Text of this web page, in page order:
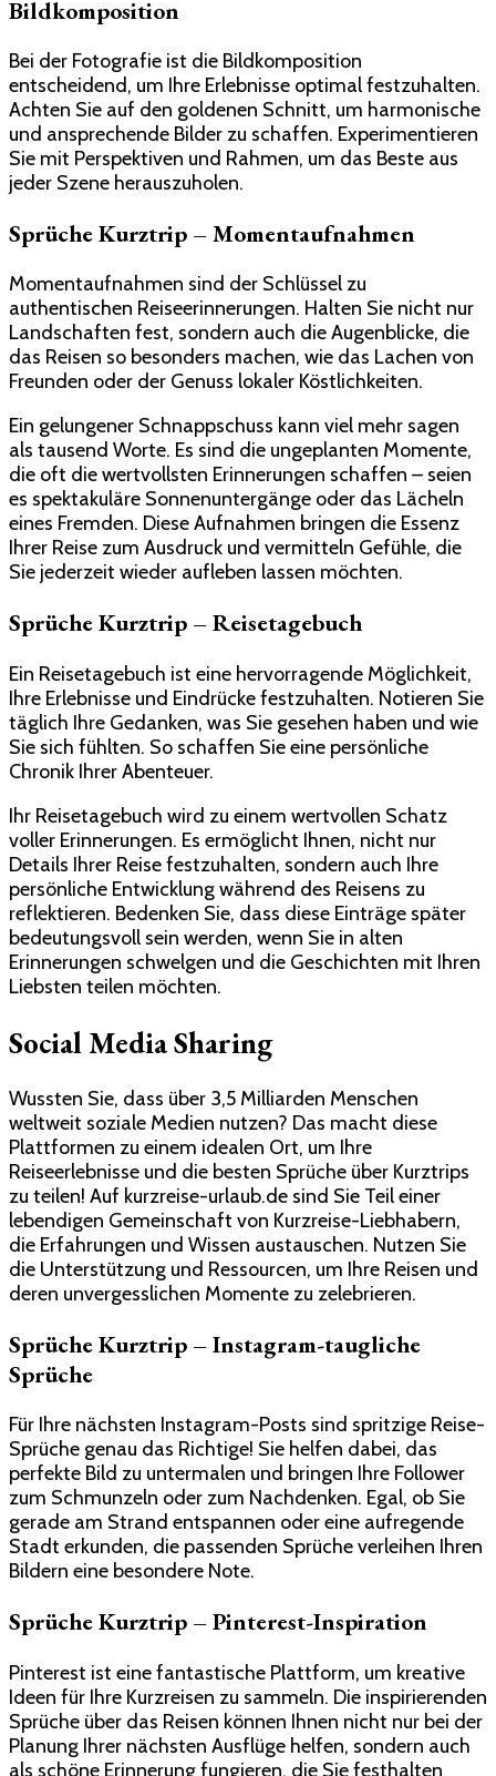
Bildkomposition
Bei der Fotografie ist die Bildkomposition
entscheidend, um Ihre Erlebnisse optimal festzuhalten.
Achten Sie auf den goldenen Schnitt, um harmonische
und ansprechende Bilder zu schaffen. Experimentieren
Sie mit Perspektiven und Rahmen, um das Beste aus
jeder Szene herauszuholen.
Sprüche Kurztrip – Momentaufnahmen
Momentaufnahmen sind der Schlüssel zu
authentischen Reiseerinnerungen. Halten Sie nicht nur
Landschaften fest, sondern auch die Augenblicke, die
das Reisen so besonders machen, wie das Lachen von
Freunden oder der Genuss lokaler Köstlichkeiten.
Ein gelungener Schnappschuss kann viel mehr sagen
als tausend Worte. Es sind die ungeplanten Momente,
die oft die wertvollsten Erinnerungen schaffen – seien
es spektakuläre Sonnenuntergänge oder das Lächeln
eines Fremden. Diese Aufnahmen bringen die Essenz
Ihrer Reise zum Ausdruck und vermitteln Gefühle, die
Sie jederzeit wieder aufleben lassen möchten.
Sprüche Kurztrip – Reisetagebuch
Ein Reisetagebuch ist eine hervorragende Möglichkeit,
Ihre Erlebnisse und Eindrücke festzuhalten. Notieren Sie
täglich Ihre Gedanken, was Sie gesehen haben und wie
Sie sich fühlten. So schaffen Sie eine persönliche
Chronik Ihrer Abenteuer.
Ihr Reisetagebuch wird zu einem wertvollen Schatz
voller Erinnerungen. Es ermöglicht Ihnen, nicht nur
Details Ihrer Reise festzuhalten, sondern auch Ihre
persönliche Entwicklung während des Reisens zu
reflektieren. Bedenken Sie, dass diese Einträge später
bedeutungsvoll sein werden, wenn Sie in alten
Erinnerungen schwelgen und die Geschichten mit Ihren
Liebsten teilen möchten.
Social Media Sharing
Wussten Sie, dass über 3,5 Milliarden Menschen
weltweit soziale Medien nutzen? Das macht diese
Plattformen zu einem idealen Ort, um Ihre
Reiseerlebnisse und die besten Sprüche über Kurztrips
zu teilen! Auf kurzreise-urlaub.de sind Sie Teil einer
lebendigen Gemeinschaft von Kurzreise-Liebhabern,
die Erfahrungen und Wissen austauschen. Nutzen Sie
die Unterstützung und Ressourcen, um Ihre Reisen und
deren unvergesslichen Momente zu zelebrieren.
Sprüche Kurztrip – Instagram-taugliche
Sprüche
Für Ihre nächsten Instagram-Posts sind spritzige Reise-
Sprüche genau das Richtige! Sie helfen dabei, das
perfekte Bild zu untermalen und bringen Ihre Follower
zum Schmunzeln oder zum Nachdenken. Egal, ob Sie
gerade am Strand entspannen oder eine aufregende
Stadt erkunden, die passenden Sprüche verleihen Ihren
Bildern eine besondere Note.
Sprüche Kurztrip – Pinterest-Inspiration
Pinterest ist eine fantastische Plattform, um kreative
Ideen für Ihre Kurzreisen zu sammeln. Die inspirierenden
Sprüche über das Reisen können Ihnen nicht nur bei der
Planung Ihrer nächsten Ausflüge helfen, sondern auch
als schöne Erinnerung fungieren, die Sie festhalten